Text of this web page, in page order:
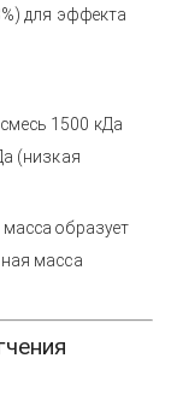
для эффекта
смесь 1500 кДа
(низкая
образует
масса